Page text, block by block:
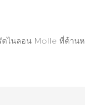
ดไนลอน Molle ที่ด้าน